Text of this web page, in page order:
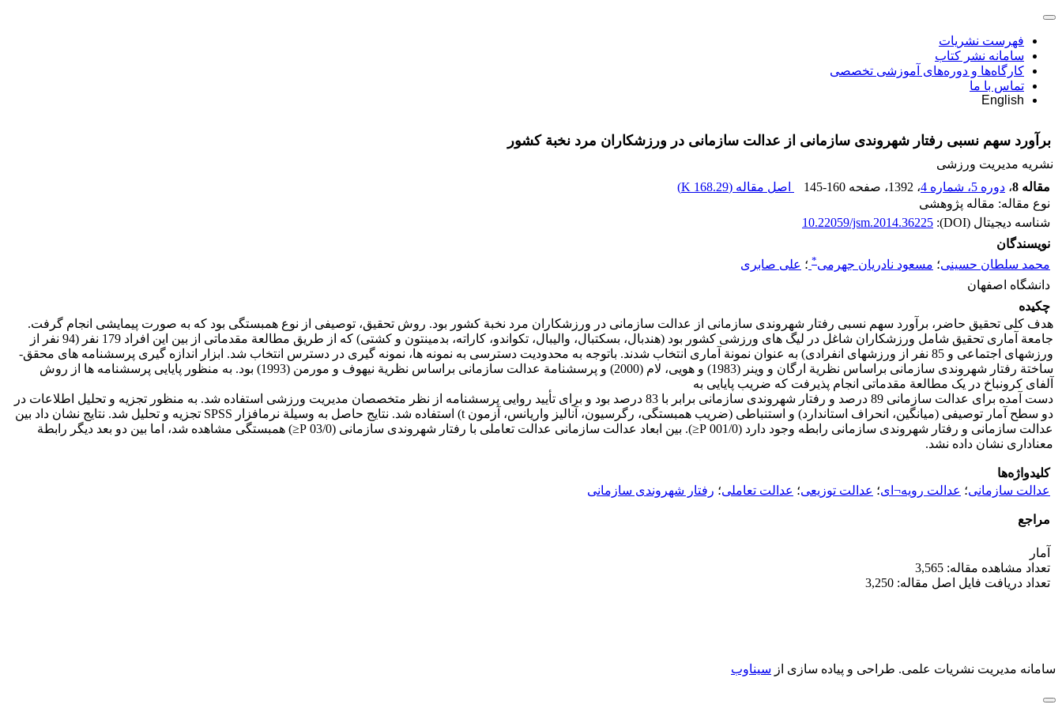
فهرست نشریات
سامانه نشر کتاب
کارگاه‌ها و دوره‌های آموزشی تخصصی
تماس با ما
English
برآورد سهم نسبی رفتار شهروندی سازمانی از عدالت سازمانی در ورزشکاران مرد نخبة کشور
نشریه مدیریت ورزشی
مقاله 8
، دوره 5، شماره 4 ، 1392 ، صفحه 145-160 اصل مقاله (168.29 K
)
نوع مقاله: مقاله پژوهشی
شناسه دیجیتال (DOI):
10.22059/jsm.2014.36225
نویسندگان
محمد سلطان حسینی؛ مسعود نادریان جهرمی* ؛ علی صابری
دانشگاه اصفهان
چکیده
هدف کلی تحقیق حاضر، برآورد سهم نسبی رفتار شهروندی سازمانی از عدالت سازمانی در ورزشکاران مرد نخبة کشور بود. روش تحقیق، توصیفی از نوع همبستگی بود که به­ صورت پیمایشی انجام گرفت.
جامعة آماری تحقیق شامل ورزشکاران شاغل در لیگ­ های ورزشی کشور بود (هندبال، بسکتبال، والیبال، تکواندو، کاراته، بدمینتون و کشتی) که از طریق مطالعة مقدماتی از بین این افراد 179 نفر (94 نفر از
ورزش­های اجتماعی و 85 نفر از ورزش­های انفرادی) به ­عنوان نمونة آماری انتخاب شدند. باتوجه به محدودیت دسترسی به نمونه­ ها، نمونه ­گیری در دسترس انتخاب شد. ابزار اندازه­ گیری پرسشنامه­ های محقق­
ساختة رفتار شهروندی سازمانی براساس نظریة ارگان و وینر (1983) و هویی، لام (2000) و پرسشنامة عدالت سازمانی براساس نظریة نیهوف و مورمن (1993) بود. به­ منظور پایایی پرسشنامه­ ها از روش
آلفای کرونباخ در یک مطالعة مقدماتی انجام پذیرفت که ضریب پایایی به­
دست­ آمده برای عدالت سازمانی 89 درصد و رفتار شهروندی سازمانی برابر با 83 درصد بود و برای تأیید روایی پرسشنامه از نظر متخصصان مدیریت ورزشی استفاده شد. به­ منظور تجزیه­ و تحلیل اطلاعات در
دو سطح آمار توصیفی (میانگین، انحراف استاندارد) و استنباطی (ضریب همبستگی، رگرسیون، آنالیز واریانس، آزمون t) استفاده شد. نتایج حاصل به­ وسیلة نرم­افزار SPSS تجزیه­ و تحلیل شد. نتایج نشان داد بین
عدالت سازمانی و رفتار شهروندی سازمانی رابطه وجود دارد (001/0 P≤). بین ابعاد عدالت سازمانی عدالت تعاملی با رفتار شهروندی سازمانی (03/0 P≤) همبستگی مشاهده شد، اما بین دو بعد دیگر رابطة
معناداری نشان داده نشد.
کلیدواژه‌ها
عدالت سازمانی؛ عدالت رویه¬ای؛ عدالت توزیعی؛ عدالت تعاملی؛ رفتار شهروندی سازمانی
مراجع
آمار
تعداد مشاهده مقاله: 3,565
تعداد دریافت فایل اصل مقاله: 3,250
سامانه مدیریت نشریات علمی. طراحی و پیاده سازی از سیناوب